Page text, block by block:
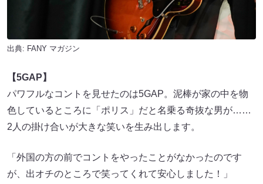
出典: FANY マガジン
【5GAP】
パワフルなコントを見せたのは5GAP。泥棒が家の中を物
色しているところに「ポリス」だと名乗る奇抜な男が……
2人の掛け合いが大きな笑いを生み出します。
「外国の方の前でコントをやったことがなかったのです
が、出オチのところで笑ってくれて安心しました！」